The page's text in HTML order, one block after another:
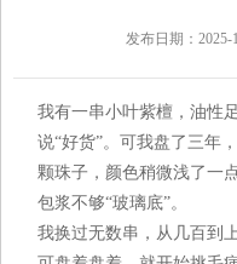
发布日期：
我有一串小叶紫檀，油性
说“好货”。可我盘了三年
颗珠子，颜色稍微浅了一
包浆不够“玻璃底”。
我换过无数串，从几百到